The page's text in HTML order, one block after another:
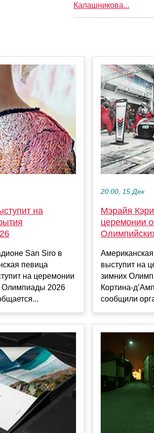
Калашникова...
на
San Siro в
певица
на церемонии
Олимпиады 2026
20:00, 15 Дек
Мэрайя
церемонии
выступит на
зимних
Кортина-
сообщили